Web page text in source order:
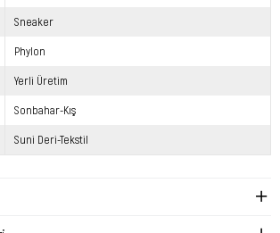
Sneaker
Phylon
Yerli Üretim
Sonbahar-Kış
Suni Deri-Tekstil